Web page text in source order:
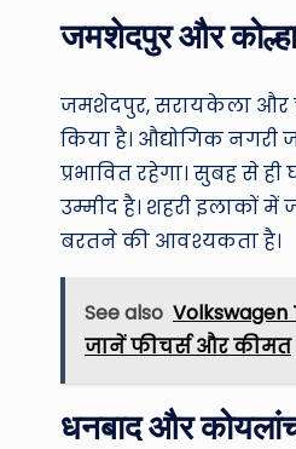
जमशेदपुर और
जमशेदपुर, सरायकेला और
किया है। औद्योगिक
प्रभावित रहेगा। सुबह से
उम्मीद है। शहरी इलाकों
बरतने की आवश्यकता है।
See also
जानें फीचर्स और कीमत
धनबाद और